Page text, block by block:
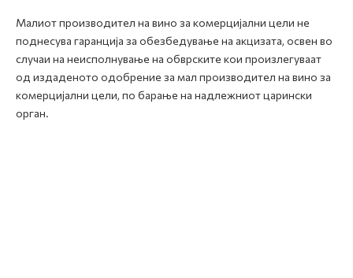
Малиот производител на вино за комерцијални цели не
поднесува гаранција за обезбедување на акцизата, освен во
случаи на неисполнување на обврските кои произлегуваат
од издаденото одобрение за мал производител на вино за
комерцијални цели, по барање на надлежниот царински
орган.